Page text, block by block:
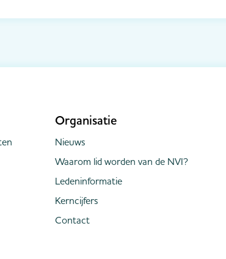
Organisatie
Nieuws
Waarom lid worden van de NVI?
Ledeninformatie
Kerncijfers
Contact